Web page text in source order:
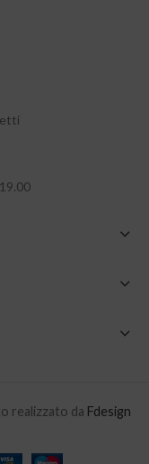
realizzato da Fdesign